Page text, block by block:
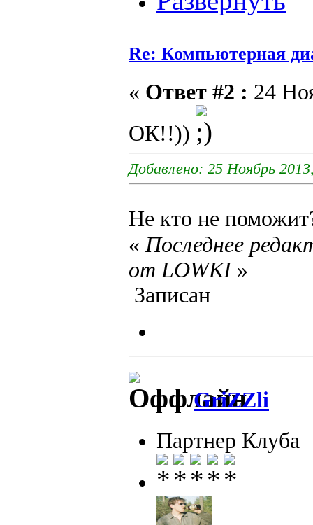
Re: Компьютерная
« Ответ #2 : 24
ОК!!))
Добавлено: 25 Ноябрь
Не кто не
« Последнее
от LOWKI»
Записан
GriZZli
Партнер Клуба